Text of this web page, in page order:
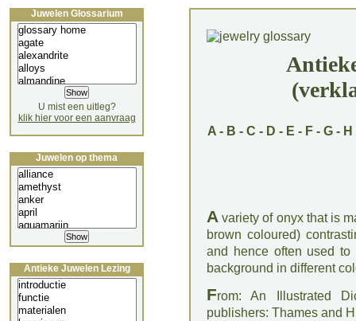
A - B - C - D - E - F - G - H
A variety of onyx that is
brown coloured)
and hence often used
background in different
From: An Illustrated
publishers: Thames and
Juwelen Glossarium
U mist een uitleg?
klik hier voor een aanvraag
Juwelen op thema
Antieke Juwelen Lezing